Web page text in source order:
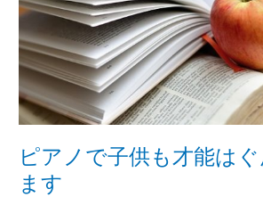
ピアノで子供も才能は
ます
供
も
才
能
は
ぐ
ん
ぐ
ん
伸